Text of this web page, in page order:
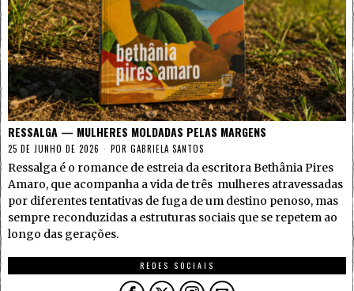
RESSALGA — MULHERES MOLDADAS PELAS MARGENS
25 DE JUNHO DE 2026 POR GABRIELA SANTOS
Ressalga é o romance de estreia da escritora Bethânia Pires
Amaro, que acompanha a vida de três mulheres atravessadas
por diferentes tentativas de fuga de um destino penoso, mas
sempre reconduzidas a estruturas sociais que se repetem ao
longo das gerações.
REDES SOCIAIS